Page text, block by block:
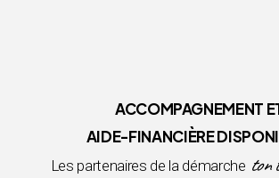
ACCOMPAGNEMENT
AIDE-FINANCIÈRE
Les partenaires de la démarche ton